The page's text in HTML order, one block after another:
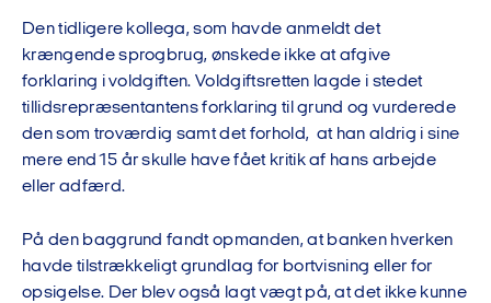
Den tidligere kollega, som havde anmeldt det
krængende sprogbrug, ønskede ikke at afgive
forklaring i voldgiften. Voldgiftsretten lagde i stedet
tillidsrepræsentantens forklaring til grund og vurderede
den som troværdig samt det forhold, at han aldrig i sine
mere end15 år skulle have fået kritik af hans arbejde
eller adfærd.
På den baggrund fandt opmanden, at banken hverken
havde tilstrækkeligt grundlag for bortvisning eller for
opsigelse. Der blev også lagt vægt på, at det ikke kunne